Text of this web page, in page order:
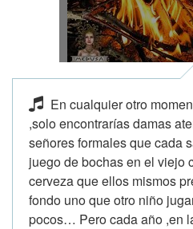
En cualquier otro
,solo encontrarías damas
señores formales que cada
juego de bochas en el viejo
cerveza que ellos mismos
fondo uno que otro niño
pocos… Pero cada año ,en